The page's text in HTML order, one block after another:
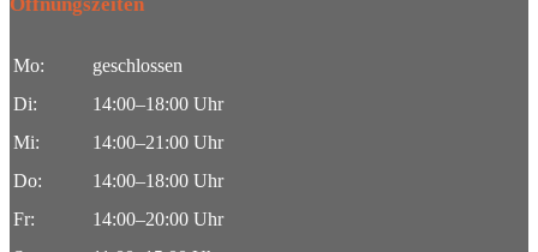
Mo:
geschlossen
Di:
14:00–18:00 Uhr
Mi:
14:00–21:00 Uhr
Do:
14:00–18:00 Uhr
Fr:
14:00–20:00 Uhr